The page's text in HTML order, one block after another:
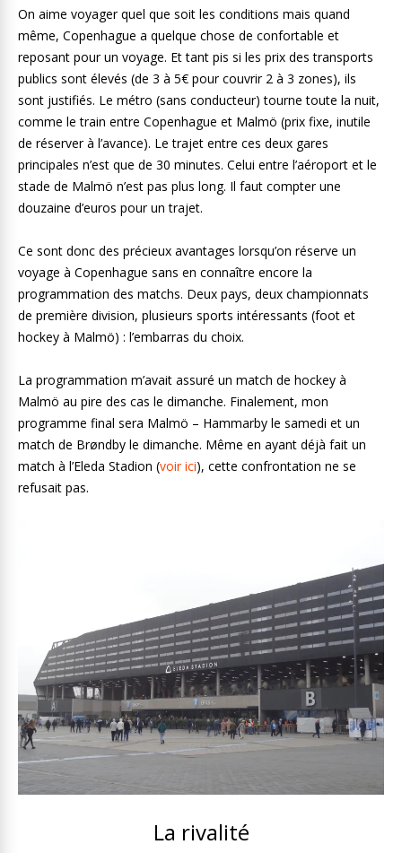
On aime voyager quel que soit les conditions mais quand
même, Copenhague a quelque chose de confortable et
reposant pour un voyage. Et tant pis si les prix des transports
publics sont élevés (de 3 à 5€ pour couvrir 2 à 3 zones), ils
sont justifiés. Le métro (sans conducteur) tourne toute la nuit,
comme le train entre Copenhague et Malmö (prix fixe, inutile
de réserver à l’avance). Le trajet entre ces deux gares
principales n’est que de 30 minutes. Celui entre l’aéroport et le
stade de Malmö n’est pas plus long. Il faut compter une
douzaine d’euros pour un trajet.
Ce sont donc des précieux avantages lorsqu’on réserve un
voyage à Copenhague sans en connaître encore la
programmation des matchs. Deux pays, deux championnats
de première division, plusieurs sports intéressants (foot et
hockey à Malmö) : l’embarras du choix.
La programmation m’avait assuré un match de hockey à
Malmö au pire des cas le dimanche. Finalement, mon
programme final sera Malmö – Hammarby le samedi et un
match de Brøndby le dimanche. Même en ayant déjà fait un
match à l’Eleda Stadion (voir ici), cette confrontation ne se
refusait pas.
La rivalité